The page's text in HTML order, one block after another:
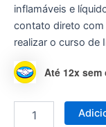
inflamáveis e
contato direto
realizar o curso de
Até 12x sem